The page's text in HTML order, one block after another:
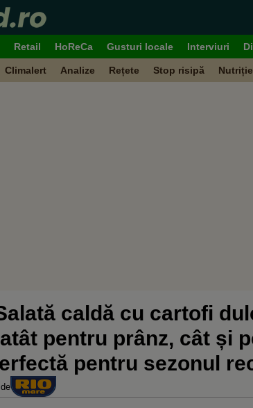
Retail HoReCa Gusturi locale Interviuri
Climalert Analize Rețete Stop risipă Nutriție
caldă cu cartofi
pentru prânz, cât și
pentru sezonul